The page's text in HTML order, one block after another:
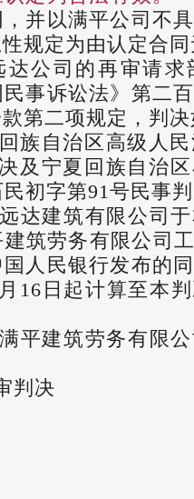
并以满平公司不
性规定为由认定合
达公司的再审请求
民事诉讼法》第二
第二项规定，判
自治区高级人民
及宁夏回族自治
初字第91号民事
建筑有限公司于
筑劳务有限公司
人民银行发布的
16日起计算至本
建筑劳务有限公
判决